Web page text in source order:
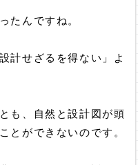
たんですね。
計せざるを得ない」よ
も、自然と設計図が頭
とができないのです。